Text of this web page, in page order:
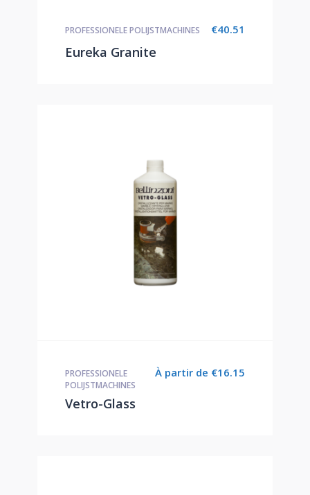
€40.51
PROFESSIONELE POLIJSTMACHINES
Eureka Granite
À partir de €16.15
PROFESSIONELE
POLIJSTMACHINES
Vetro-Glass